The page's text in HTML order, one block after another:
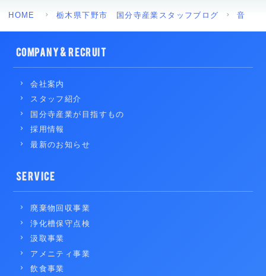
HOME 栃木県下野市 国分寺産業スタッフブログ 音
COMPANY & RECRUIT
会社案内
スタッフ紹介
国分寺産業が目指すもの
採用情報
最新のお知らせ
SERVICE
廃棄物回収事業
浄化槽保守点検
汲取事業
アメニティ事業
飲食事業